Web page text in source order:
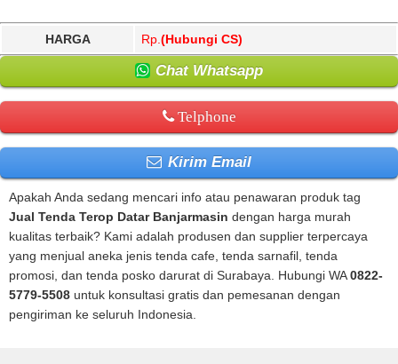
HARGA Rp. (Hubungi CS)
Chat Whatsapp
Telphone
Kirim Email
Apakah Anda sedang mencari info atau penawaran produk tag
Jual Tenda Terop Datar Banjarmasin dengan harga murah
kualitas terbaik? Kami adalah produsen dan supplier terpercaya
yang menjual aneka jenis tenda cafe, tenda sarnafil, tenda
promosi, dan tenda posko darurat di Surabaya. Hubungi WA0822-
5779-5508 untuk konsultasi gratis dan pemesanan dengan
pengiriman ke seluruh Indonesia.